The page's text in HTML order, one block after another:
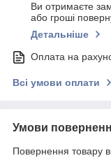
Ви отримаєте
або гроші
Детальніше
Оплата на
Всі умови оплати
Умови
Повернення товару